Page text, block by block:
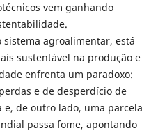
vem ganhando
agroalimentar, está
sustentável na produção e
enfrenta um paradoxo:
e de desperdício de
e, de outro lado, uma parcela
passa fome, apontando